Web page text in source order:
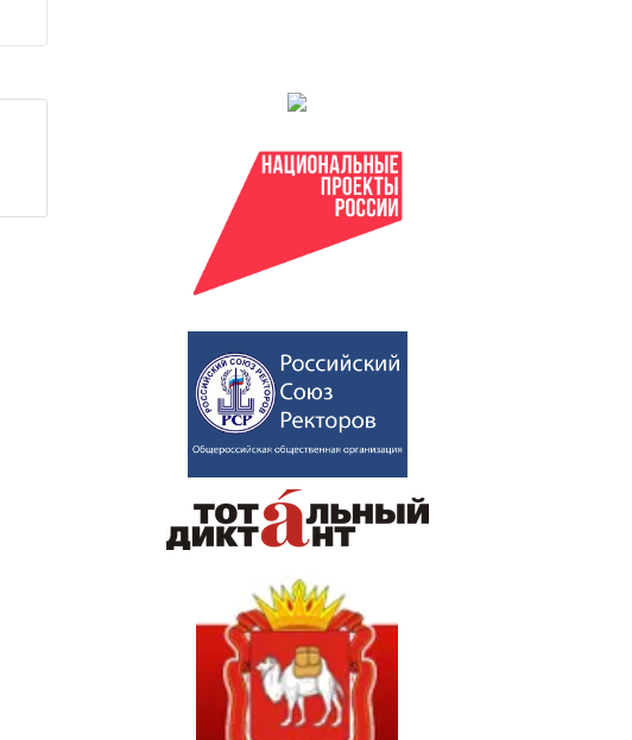
Участники проекта "Открываю
Мая 7, 2026 0 11
КЛАССНЫЕ ВСТРЕЧИ
Февраль 19, 2025 0 114